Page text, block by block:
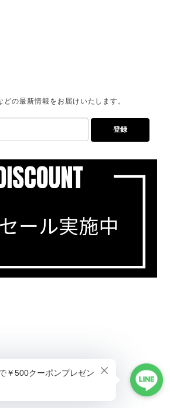
の最新情報をお届けいたします。
登録